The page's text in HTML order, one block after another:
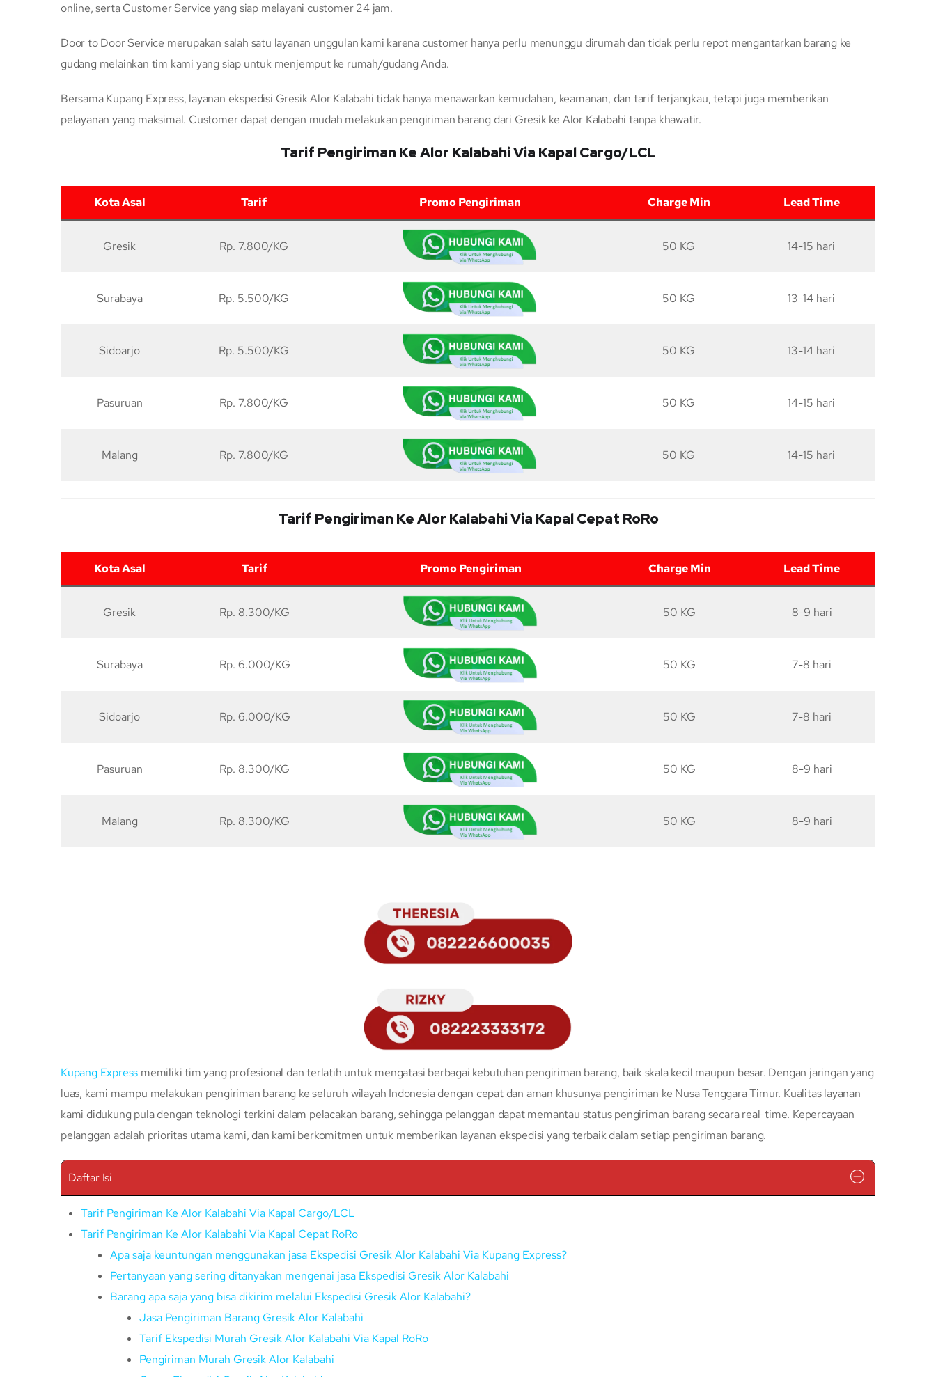
online, serta Customer Service yang siap melayani customer 24 jam.
Door to Door Service merupakan salah satu layanan unggulan kami karena customer hanya perlu menunggu dirumah dan tidak perlu repot mengantarkan barang ke
gudang melainkan tim kami yang siap untuk menjemput ke rumah/gudang Anda.
Bersama Kupang Express, layanan ekspedisi Gresik Alor Kalabahi tidak hanya menawarkan kemudahan, keamanan, dan tarif terjangkau, tetapi juga memberikan
pelayanan yang maksimal. Customer dapat dengan mudah melakukan pengiriman barang dari Gresik ke Alor Kalabahi tanpa khawatir.
Tarif Pengiriman Ke Alor Kalabahi Via Kapal Cargo/LCL
Kota Asal Tarif Promo Pengiriman Charge Min Lead Time
Gresik Rp. 7.800/KG 50 KG 14-15 hari
Surabaya Rp. 5.500/KG 50 KG 13-14 hari
Sidoarjo Rp. 5.500/KG 50 KG 13-14 hari
Pasuruan Rp. 7.800/KG 50 KG 14-15 hari
Malang Rp. 7.800/KG 50 KG 14-15 hari
Tarif Pengiriman Ke Alor Kalabahi Via Kapal Cepat RoRo
Kota Asal Tarif Promo Pengiriman Charge Min Lead Time
Gresik Rp. 8.300/KG 50 KG 8-9 hari
Surabaya Rp. 6.000/KG 50 KG 7-8 hari
Sidoarjo Rp. 6.000/KG 50 KG 7-8 hari
Pasuruan Rp. 8.300/KG 50 KG 8-9 hari
Malang Rp. 8.300/KG 50 KG 8-9 hari
Kupang Express memiliki tim yang profesional dan terlatih untuk mengatasi berbagai kebutuhan pengiriman barang, baik skala kecil maupun besar. Dengan jaringan yang
luas, kami mampu melakukan pengiriman barang ke seluruh wilayah Indonesia dengan cepat dan aman khusunya pengiriman ke Nusa Tenggara Timur. Kualitas layanan
kami didukung pula dengan teknologi terkini dalam pelacakan barang, sehingga pelanggan dapat memantau status pengiriman barang secara real-time. Kepercayaan
pelanggan adalah prioritas utama kami, dan kami berkomitmen untuk memberikan layanan ekspedisi yang terbaik dalam setiap pengiriman barang.
Daftar Isi
Tarif Pengiriman Ke Alor Kalabahi Via Kapal Cargo/LCL
Tarif Pengiriman Ke Alor Kalabahi Via Kapal Cepat RoRo
Apa saja keuntungan menggunakan jasa Ekspedisi Gresik Alor Kalabahi Via Kupang Express?
Pertanyaan yang sering ditanyakan mengenai jasa Ekspedisi Gresik Alor Kalabahi
Barang apa saja yang bisa dikirim melalui Ekspedisi Gresik Alor Kalabahi?
Jasa Pengiriman Barang Gresik Alor Kalabahi
Tarif Ekspedisi Murah Gresik Alor Kalabahi Via Kapal RoRo
Pengiriman Murah Gresik Alor Kalabahi